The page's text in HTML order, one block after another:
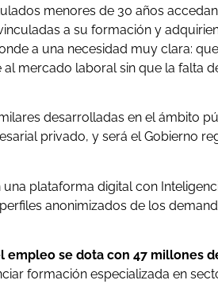
menores de 30 años
a su formación y
a una necesidad muy clara:
mercado laboral sin que la falta
desarrolladas en el ámbito
privado, y será el Gobierno
plataforma digital con
anonimizados de los
se dota con 47 millones
formación especializada en